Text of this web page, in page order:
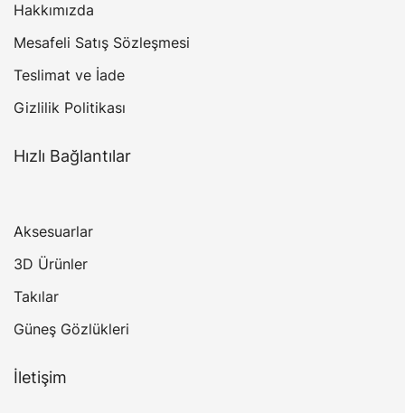
Hakkımızda
Mesafeli Satış Sözleşmesi
Teslimat ve İade
Gizlilik Politikası
Hızlı Bağlantılar
Aksesuarlar
3D Ürünler
Takılar
Güneş Gözlükleri
İletişim